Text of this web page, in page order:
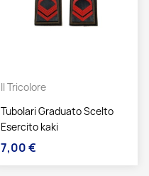
Il Tricolore
Tubolari Graduato Scelto
Esercito kaki
Prezzo
7,00 €